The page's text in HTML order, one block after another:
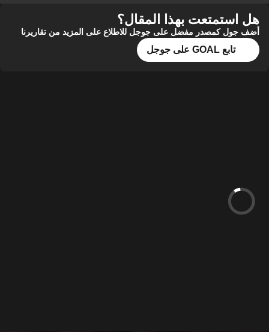
هل استمتعت بهذا المقال؟
أضف جول كمصدر مفضل على جوجل للاطلاع على المزيد من تقاريرنا
تابع GOAL على جوجل